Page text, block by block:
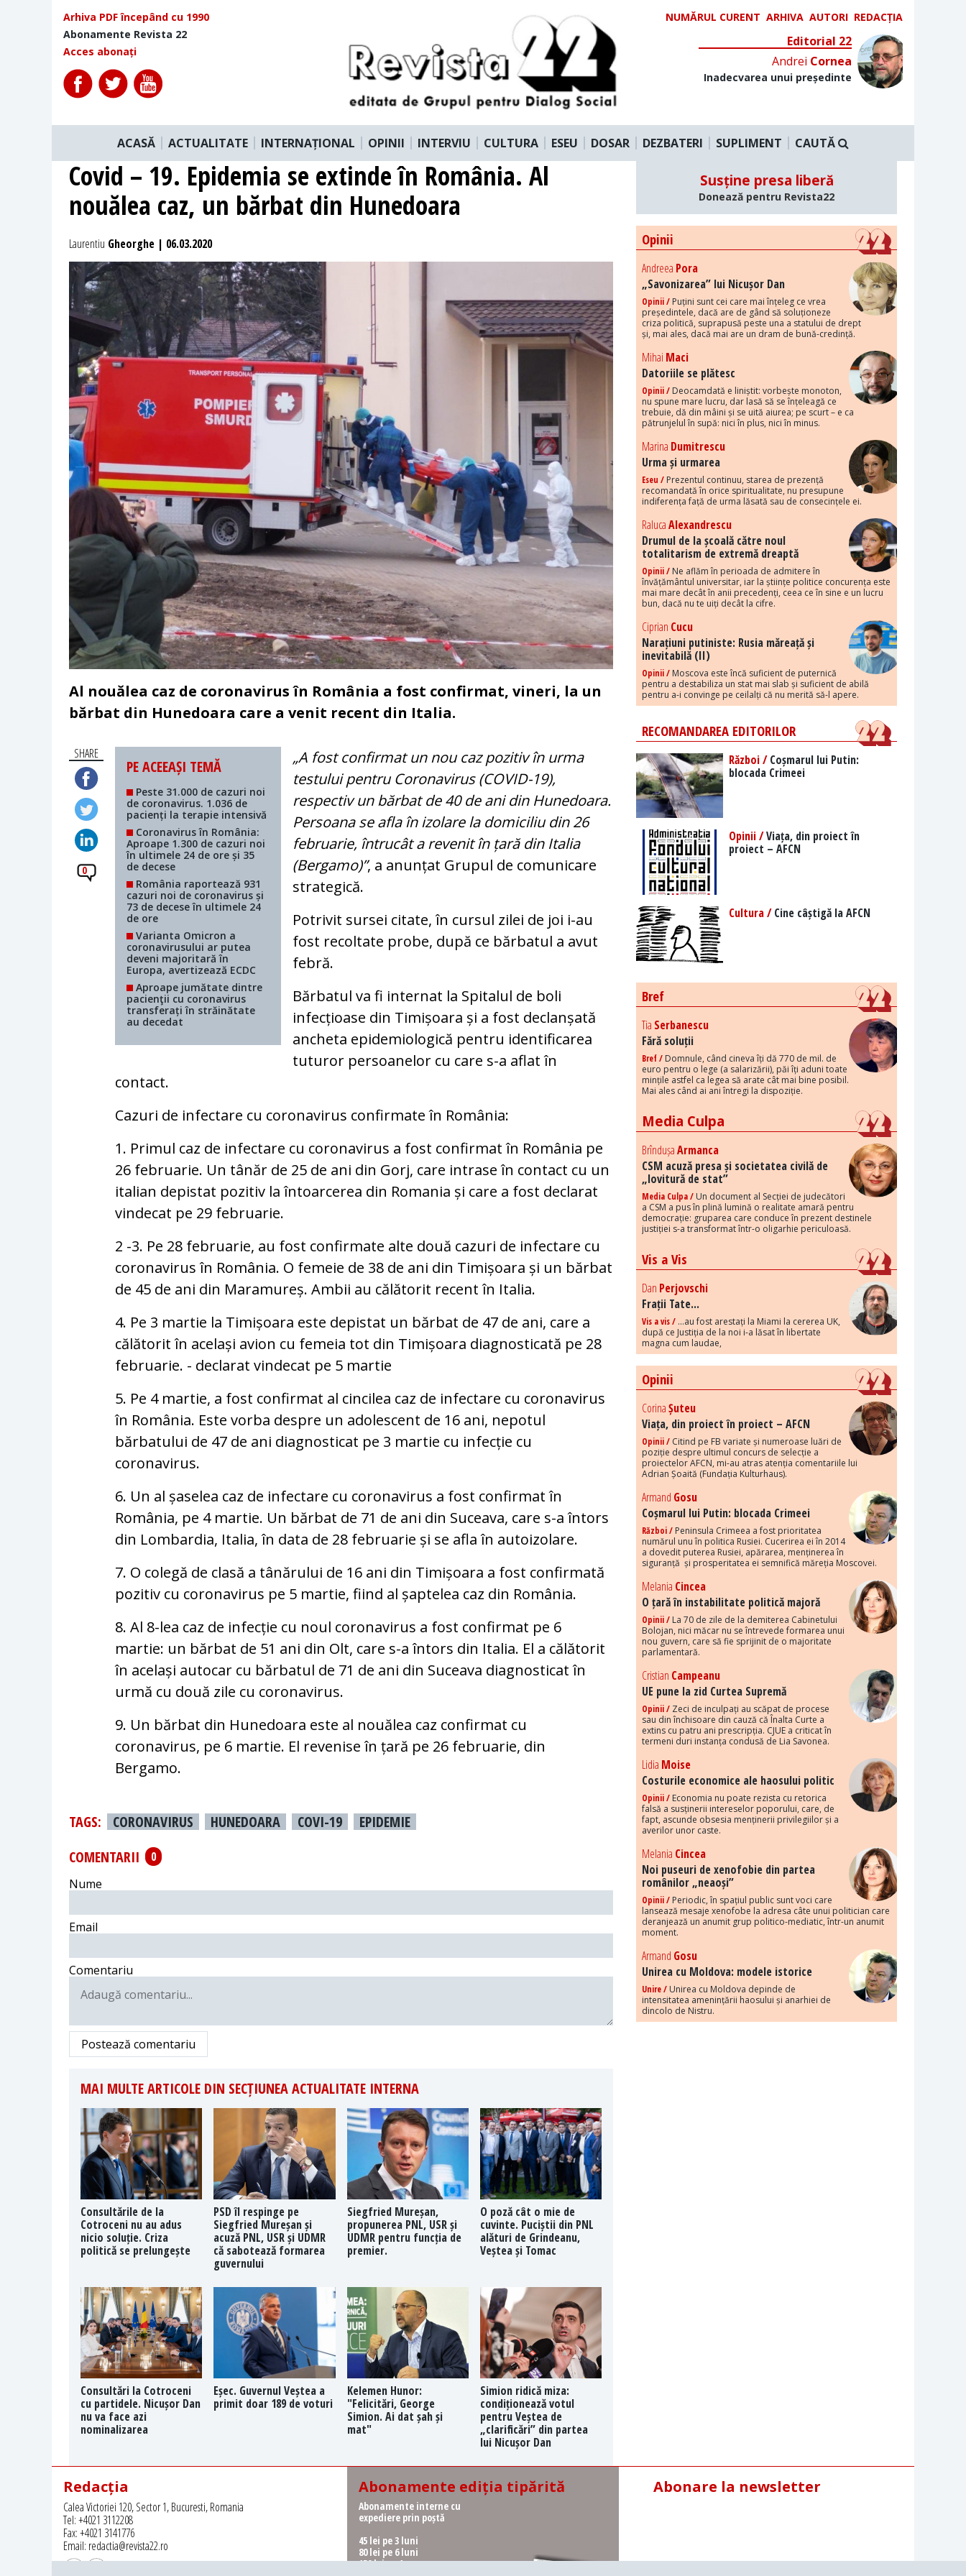
Arhiva PDF începând cu 1990
Abonamente Revista 22
Acces abonați
NUMĂRUL CURENT ARHIVA AUTORI REDACȚIA
Editorial 22
Andrei Cornea
Inadecvarea unui președinte
ACASĂ ACTUALITATE INTERNAȚIONAL OPINII INTERVIU CULTURA ESEU DOSAR DEZBATERI SUPLIMENT CAUTĂ
Covid – 19. Epidemia se extinde în România. Al
nouălea caz, un bărbat din Hunedoara
Laurentiu Gheorghe | 06.03.2020
Al nouălea caz de coronavirus în România a fost confirmat, vineri, la un
bărbat din Hunedoara care a venit recent din Italia.
SHARE
0
PE ACEEAȘI TEMĂ
Peste 31.000 de cazuri noi
de coronavirus. 1.036 de
pacienți la terapie intensivă
Coronavirus în România:
Aproape 1.300 de cazuri noi
în ultimele 24 de ore și 35
de decese
România raportează 931
cazuri noi de coronavirus și
73 de decese în ultimele 24
de ore
Varianta Omicron a
coronavirusului ar putea
deveni majoritară în
Europa, avertizează ECDC
Aproape jumătate dintre
pacienţii cu coronavirus
transferați în străinătate
au decedat
„A fost confirmat un nou caz pozitiv în urma
testului pentru Coronavirus (COVID-19),
respectiv un bărbat de 40 de ani din Hunedoara.
Persoana se afla în izolare la domiciliu din 26
februarie, întrucât a revenit în țară din Italia
(Bergamo)”, a anunțat Grupul de comunicare
strategică.
Potrivit sursei citate, în cursul zilei de joi i-au
fost recoltate probe, după ce bărbatul a avut
febră.
Bărbatul va fi internat la Spitalul de boli
infecțioase din Timișoara și a fost declanșată
ancheta epidemiologică pentru identificarea
tuturor persoanelor cu care s-a aflat în
contact.
Cazuri de infectare cu coronavirus confirmate în România:
1. Primul caz de infectare cu coronavirus a fost confirmat în România pe
26 februarie. Un tânăr de 25 de ani din Gorj, care intrase în contact cu un
italian depistat pozitiv la întoarcerea din Romania și care a fost declarat
vindecat pe 29 februarie.
2 -3. Pe 28 februarie, au fost confirmate alte două cazuri de infectare cu
coronavirus în România. O femeie de 38 de ani din Timișoara și un bărbat
de 45 de ani din Maramureș. Ambii au călătorit recent în Italia.
4. Pe 3 martie la Timișoara este depistat un bărbat de 47 de ani, care a
călătorit în același avion cu femeia tot din Timișoara diagnosticată pe 28
februarie. - declarat vindecat pe 5 martie
5. Pe 4 martie, a fost confirmat al cincilea caz de infectare cu coronavirus
în România. Este vorba despre un adolescent de 16 ani, nepotul
bărbatului de 47 de ani diagnosticat pe 3 martie cu infecție cu
coronavirus.
6. Un al șaselea caz de infectare cu coronavirus a fost confirmat în
România, pe 4 martie. Un bărbat de 71 de ani din Suceava, care s-a întors
din Lombardia, Italia, în data de 28 februarie și se afla în autoizolare.
7. O colegă de clasă a tânărului de 16 ani din Timișoara a fost confirmată
pozitiv cu coronavirus pe 5 martie, fiind al șaptelea caz din România.
8. Al 8-lea caz de infecție cu noul coronavirus a fost confirmat pe 6
martie: un bărbat de 51 ani din Olt, care s-a întors din Italia. El a călătorit
în același autocar cu bărbatul de 71 de ani din Suceava diagnosticat în
urmă cu două zile cu coronavirus.
9. Un bărbat din Hunedoara este al nouălea caz confirmat cu
coronavirus, pe 6 martie. El revenise în țară pe 26 februarie, din
Bergamo.
TAGS: CORONAVIRUS HUNEDOARA COVI-19
EPIDEMIE
COMENTARII
0
Nume
Email
Comentariu
Postează comentariu
MAI MULTE ARTICOLE DIN SECȚIUNEA ACTUALITATE INTERNA
Consultările de la
Cotroceni nu au adus
nicio soluție. Criza
politică se prelungește
PSD îl respinge pe
Siegfried Mureșan și
acuză PNL, USR și UDMR
că sabotează formarea
guvernului
Siegfried Mureșan,
propunerea PNL, USR și
UDMR pentru funcția de
premier.
O poză cât o mie de
cuvinte. Puciștii din PNL
alături de Grindeanu,
Veștea și Tomac
Consultări la Cotroceni
cu partidele. Nicușor Dan
nu va face azi
nominalizarea
Eșec. Guvernul Veștea a
primit doar 189 de voturi
Kelemen Hunor:
"Felicitări, George
Simion. Ai dat șah și
mat"
Simion ridică miza:
condiționează votul
pentru Veștea de
„clarificări” din partea
lui Nicușor Dan
Susține presa liberă
Donează pentru Revista22
Opinii
Andreea Pora
„Savonizarea” lui Nicușor Dan
Opinii / Puțini sunt cei care mai înțeleg ce vrea
președintele, dacă are de gând să soluționeze
criza politică, suprapusă peste una a statului de drept
și, mai ales, dacă mai are un dram de bună-credință.
Mihai Maci
Datoriile se plătesc
Opinii / Deocamdată e liniștit: vorbește monoton,
nu spune mare lucru, dar lasă să se înțeleagă ce
trebuie, dă din mâini și se uită aiurea; pe scurt – e ca
pătrunjelul în supă: nici în plus, nici în minus.
Marina Dumitrescu
Urma și urmarea
Eseu / Prezentul continuu, starea de prezență
recomandată în orice spiritualitate, nu presupune
indiferența față de urma lăsată sau de consecințele ei.
RalucaAlexandrescu
Drumul de la școală către noul
totalitarism de extremă dreaptă
Opinii / Ne aflăm în perioada de admitere în
învățământul universitar, iar la științe politice concurența este
mai mare decât în anii precedenți, ceea ce în sine e un lucru
bun, dacă nu te uiți decât la cifre.
Ciprian Cucu
Narațiuni putiniste: Rusia măreață și
inevitabilă (II)
Opinii / Moscova este încă suficient de puternică
pentru a destabiliza un stat mai slab și suficient de abilă
pentru a-i convinge pe ceilalți că nu merită să-l apere.
RECOMANDAREA EDITORILOR
Război /Coșmarul lui Putin:
blocada Crimeei
Opinii /Viața, din proiect în
proiect – AFCN
Cultura /Cine câștigă la AFCN
Bref
Tia Serbanescu
Fără soluții
Bref / Domnule, când cineva îți dă 770 de mil. de
euro pentru o lege (a salarizării), păi îți aduni toate
mințile astfel ca legea să arate cât mai bine posibil.
Mai ales când ai ani întregi la dispoziție.
Media Culpa
BrîndușaArmanca
CSM acuză presa și societatea civilă de
„lovitură de stat”
Media Culpa / Un document al Secției de judecători
a CSM a pus în plină lumină o realitate amară pentru
democrație: gruparea care conduce în prezent destinele
justiției s-a transformat într-o oligarhie periculoasă.
Vis a Vis
Dan Perjovschi
Frații Tate...
Vis a vis / ...au fost arestați la Miami la cererea UK,
după ce Justiția de la noi i-a lăsat în libertate
magna cum laudae,
Opinii
CorinaȘuteu
Viața, din proiect în proiect – AFCN
Opinii / Citind pe FB variate și numeroase luări de
poziție despre ultimul concurs de selecție a
proiectelor AFCN, mi-au atras atenția comentariile lui
Adrian Șoaită (Fundația Kulturhaus).
Armand Gosu
Coșmarul lui Putin: blocada Crimeei
Război / Peninsula Crimeea a fost prioritatea
numărul unu în politica Rusiei. Cucerirea ei în 2014
a dovedit puterea Rusiei, apărarea, menținerea în
siguranță și prosperitatea ei semnifică măreția Moscovei.
Melania Cincea
O țară în instabilitate politică majoră
Opinii / La 70 de zile de la demiterea Cabinetului
Bolojan, nici măcar nu se întrevede formarea unui
nou guvern, care să fie sprijinit de o majoritate
parlamentară.
Cristian Campeanu
UE pune la zid Curtea Supremă
Opinii / Zeci de inculpați au scăpat de procese
sau din închisoare din cauză că Înalta Curte a
extins cu patru ani prescripția. CJUE a criticat în
termeni duri instanța condusă de Lia Savonea.
Lidia Moise
Costurile economice ale haosului politic
Opinii / Economia nu poate rezista cu retorica
falsă a susținerii intereselor poporului, care, de
fapt, ascunde obsesia menținerii privilegiilor și a
averilor unor caste.
Melania Cincea
Noi puseuri de xenofobie din partea
românilor „neaoși”
Opinii / Periodic, în spațiul public sunt voci care
lansează mesaje xenofobe la adresa câte unui politician care
deranjează un anumit grup politico-mediatic, într-un anumit
moment.
Armand Gosu
Unirea cu Moldova: modele istorice
Unire / Unirea cu Moldova depinde de
intensitatea amenințării haosului și anarhiei de
dincolo de Nistru.
Redacția
Calea Victoriei 120, Sector 1, Bucuresti, Romania
Tel: +4021 3112208
Fax: +4021 3141776
Email: redactia@revista22.ro
Abonamente ediția tipărită
Abonamente interne cu
expediere prin poștă
45 lei pe 3 luni
80 lei pe 6 luni
150 lei pe 1 an
Abonare la newsletter